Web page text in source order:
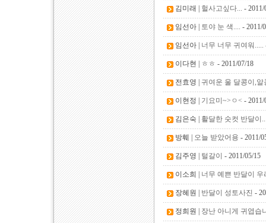
김미래 | 헐사고싶다... - 2011/
임선아 | 토야 눈 색.... - 2011/
임선아 | 너무 너무 귀여워.....
이다현 | ㅎㅎ - 2011/07/18
전효영 | 귀여운 울 달콩이,알
이현정 | 기요미~>ㅇ< - 2011/
김은숙 | 활달한 숫컷 반달이
방훼 | 오늘 받았어용 - 2011/
김주영 | 털갈이 - 2011/05/15
이소희 | 너무 예쁜 반달이
장혜원 | 반달이 성토사진 -
정희원 | 장난 아니게 귀엽습